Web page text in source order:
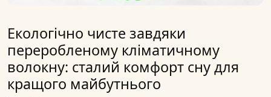
Екологічно чисте завдяки
переробленому кліматичному
волокну: сталий комфорт сну для
кращого майбутнього